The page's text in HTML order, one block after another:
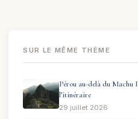
SUR LE MÊME THÈME
Pérou au-delà du Machu
l’itinéraire
29 juillet 2026